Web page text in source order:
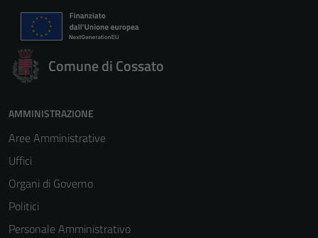
Comune di Cossato
AMMINISTRAZIONE
Aree Amministrative
Uffici
Organi di Governo
Politici
Personale Amministrativo